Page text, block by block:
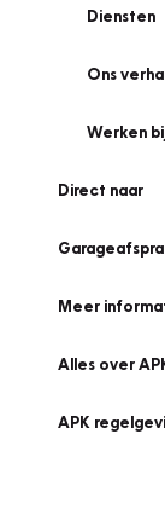
Diensten
Ons
Werken
Direct naar
Meer
Alles over
APK